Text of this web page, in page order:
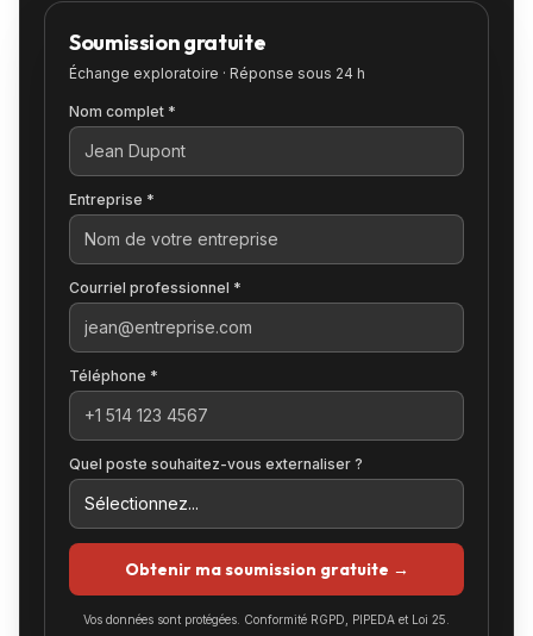
Soumission gratuite
Échange exploratoire · Réponse sous 24 h
Nom complet *
Entreprise *
Courriel professionnel *
Téléphone *
Quel poste souhaitez-vous externaliser ?
Obtenir ma soumission gratuite →
Vos données sont protégées. Conformité RGPD, PIPEDA et Loi 25.